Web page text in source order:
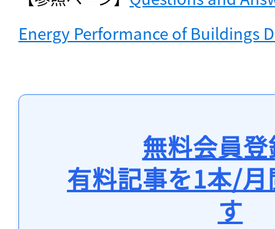
Energy Performance of Buildings
無料会員
有料記事を1本/
す